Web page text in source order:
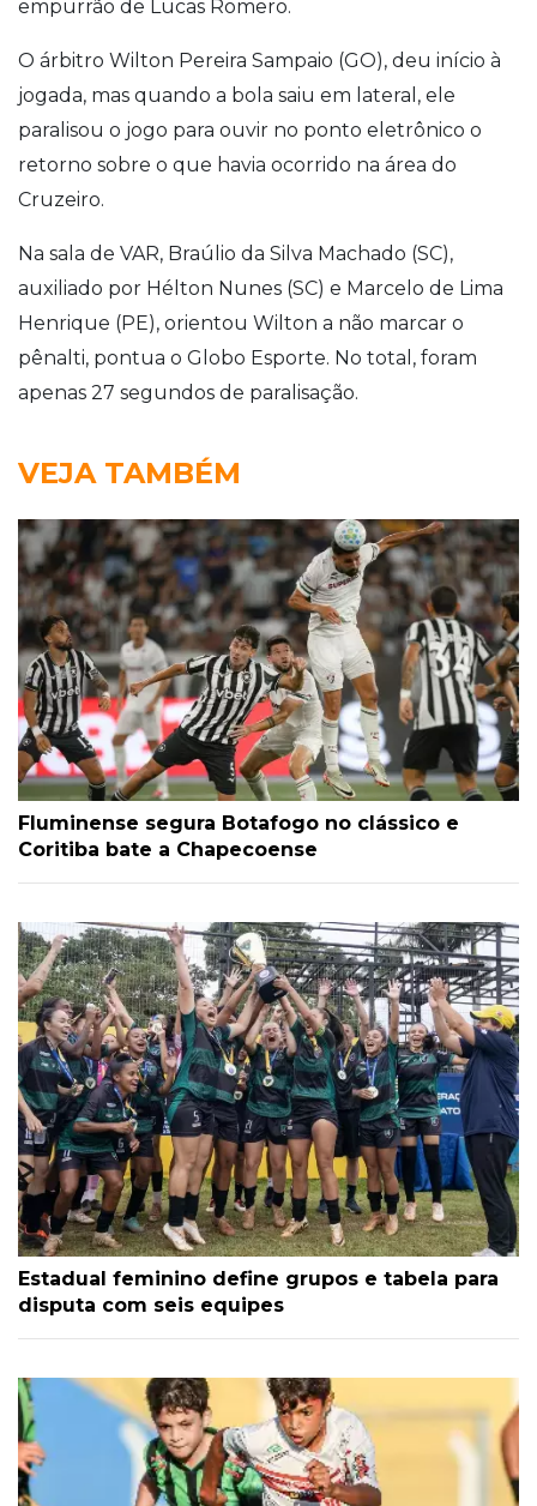
empurrão de Lucas Romero.
O árbitro Wilton Pereira Sampaio (GO), deu início à
jogada, mas quando a bola saiu em lateral, ele
paralisou o jogo para ouvir no ponto eletrônico o
retorno sobre o que havia ocorrido na área do
Cruzeiro.
Na sala de VAR, Braúlio da Silva Machado (SC),
auxiliado por Hélton Nunes (SC) e Marcelo de Lima
Henrique (PE), orientou Wilton a não marcar o
pênalti, pontua o Globo Esporte. No total, foram
apenas 27 segundos de paralisação.
VEJA TAMBÉM
Fluminense segura Botafogo no clássico e
Coritiba bate a Chapecoense
Estadual feminino define grupos e tabela para
disputa com seis equipes